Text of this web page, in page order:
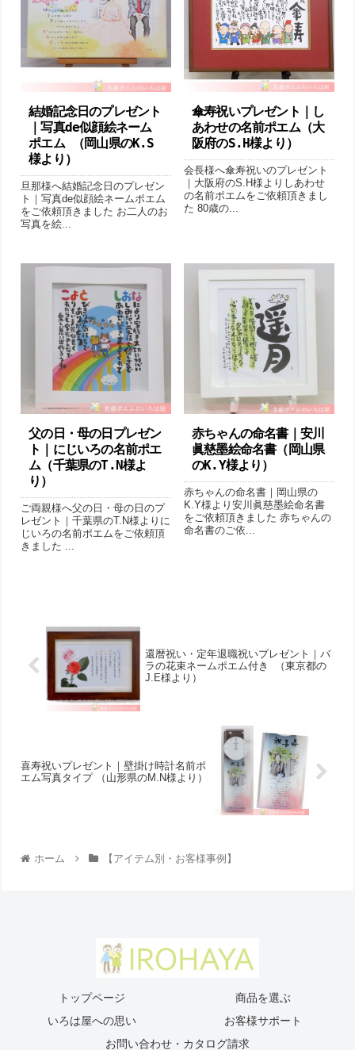
結婚記念日のプレゼント
｜写真de似顔絵ネーム
ポエム （岡山県のK.S
様より ）
旦那様へ結婚記念日のプレゼン
ト｜写真de似顔絵ネームポエム
をご依頼頂きました お二人のお
写真を絵...
傘寿祝いプレゼント｜し
あわせの名前ポエム（大
阪府のS.H様より ）
会長様へ傘寿祝いのプレゼント
｜大阪府のS.H様よりしあわせ
の名前ポエムをご依頼頂きまし
た 80歳の...
父の日・母の日プレゼン
ト｜にじいろの名前ポエ
ム（千葉県のT.N様よ
り ）
ご両親様へ父の日・母の日のプ
レゼント｜千葉県のT.N様よりに
じいろの名前ポエムをご依頼頂
きました ...
赤ちゃんの命名書｜安川
眞慈墨絵命名書（岡山県
のK.Y様より ）
赤ちゃんの命名書｜岡山県の
K.Y様より安川眞慈墨絵命名書
をご依頼頂きました 赤ちゃんの
命名書のご依...
還暦祝い・定年退職祝いプレゼント｜バ
ラの花束ネームポエム付き （東京都の
J.E様より ）
喜寿祝いプレゼント｜壁掛け時計名前ポ
エム写真タイプ （山形県のM.N様より ）
ホーム 【アイテム別・お客様事例】
トップページ
商品を選ぶ
いろは屋への思い
お客様サポート
お問い合わせ・カタログ請求